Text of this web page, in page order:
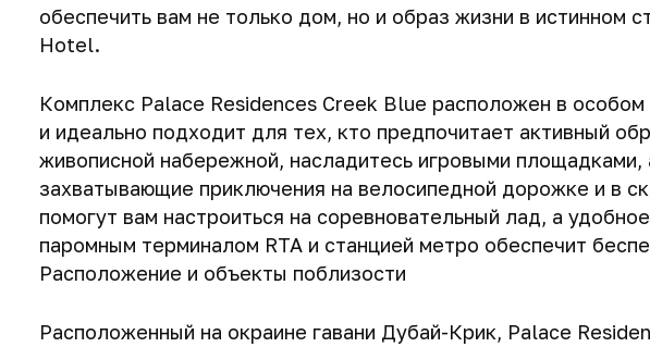
обеспечить вам не только дом, но и образ жизни в истинном
Hotel.
Комплекс Palace Residences Creek Blue расположен в
и идеально подходит для тех, кто предпочитает активный
живописной набережной, насладитесь игровыми площадками,
захватывающие приключения на велосипедной дорожке и в
помогут вам настроиться на соревновательный лад, а
паромным терминалом RTA и станцией метро обеспечит
Расположение и объекты поблизости
Расположенный на окраине гавани Дубай-Крик, Palace